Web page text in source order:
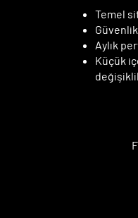
Temel
Aylık
Küçük